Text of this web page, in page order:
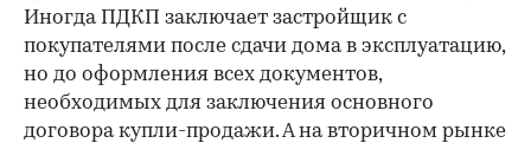
Иногда ПДКП заключает застройщик с
покупателями после сдачи дома в эксплуатацию,
но до оформления всех документов,
необходимых для заключения основного
договора купли-продажи. А на вторичном рынке